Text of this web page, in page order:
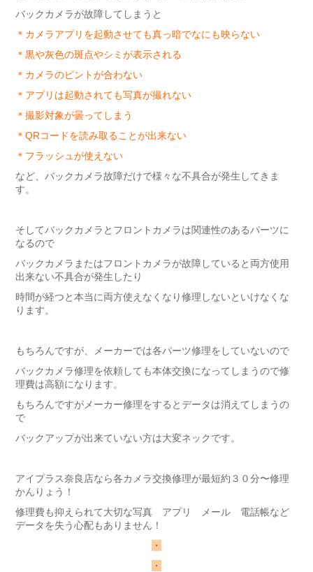
バックカメラが故障してしまうと
＊カメラアプリを起動させても真っ暗でなにも映らない
＊黒や灰色の斑点やシミが表示される
＊カメラのピントが合わない
＊アプリは起動されても写真が撮れない
＊撮影対象が曇ってしまう
＊QRコードを読み取ることが出来ない
＊フラッシュが使えない
など、バックカメラ故障だけで様々な不具合が発生してきま
す。
そしてバックカメラとフロントカメラは関連性のあるパーツに
なるので
バックカメラまたはフロントカメラが故障していると両方使用
出来ない不具合が発生したり
時間が経つと本当に両方使えなくなり修理しないといけなくな
ります。
もちろんですが、メーカーでは各パーツ修理をしていないので
バックカメラ修理を依頼しても本体交換になってしまうので修
理費は高額になります。
もちろんですがメーカー修理をするとデータは消えてしまうの
で
バックアップが出来ていない方は大変ネックです。
アイプラス奈良店なら各カメラ交換修理が最短約３０分〜修理
かんりょう！
修理費も抑えられて大切な写真 アプリ メール 電話帳など
データを失う心配もありません！
・
・